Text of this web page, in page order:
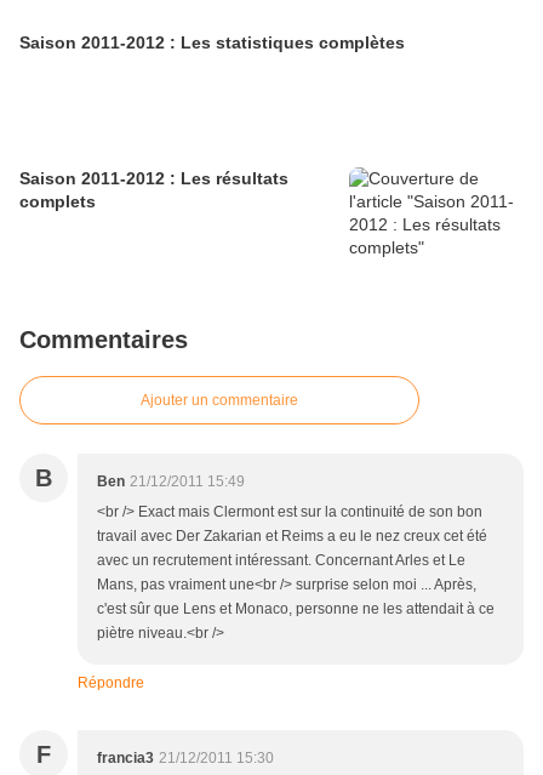
Saison 2011-2012 : Les statistiques complètes
Saison 2011-2012 : Les résultats
complets
Commentaires
Ajouter un commentaire
B Ben 21/12/2011 15:49
<br /> Exact mais Clermont est sur la continuité de son bon
travail avec Der Zakarian et Reims a eu le nez creux cet été
avec un recrutement intéressant. Concernant Arles et Le
Mans, pas vraiment une<br /> surprise selon moi ... Après,
c'est sûr que Lens et Monaco, personne ne les attendait à ce
piètre niveau.<br />
Répondre
F francia3 21/12/2011 15:30